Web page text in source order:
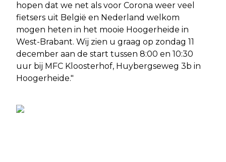
hopen dat we net als voor Corona weer veel
fietsers uit België en Nederland welkom
mogen heten in het mooie Hoogerheide in
West-Brabant. Wij zien u graag op zondag 11
december aan de start tussen 8:00 en 10:30
uur bij MFC Kloosterhof, Huybergseweg 3b in
Hoogerheide."